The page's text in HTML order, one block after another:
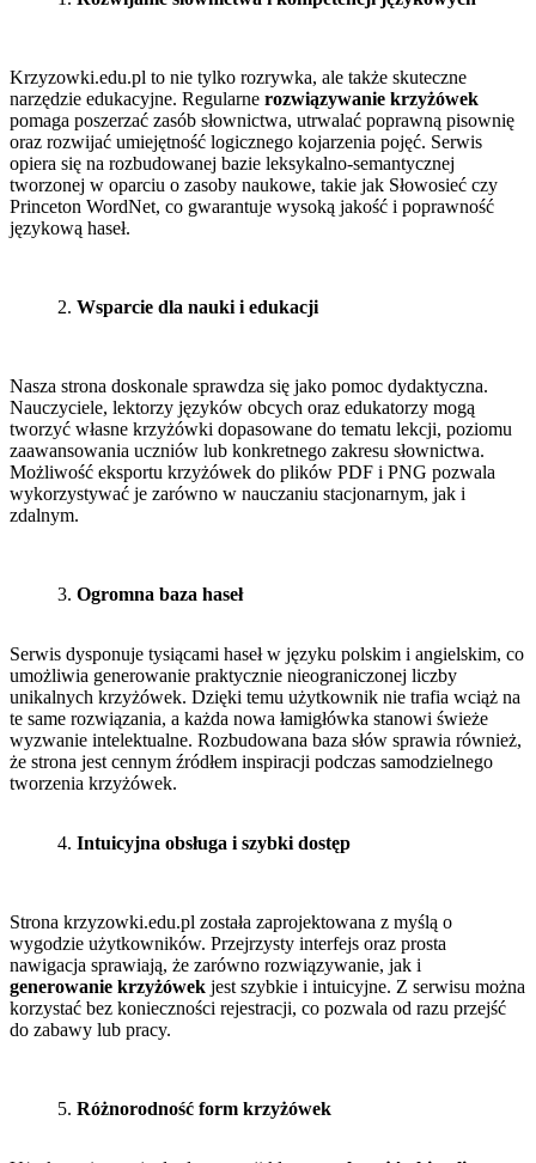
Krzyzowki.edu.pl to nie tylko rozrywka, ale także skuteczne
narzędzie edukacyjne. Regularne rozwiązywanie krzyżówek
pomaga poszerzać zasób słownictwa, utrwalać poprawną pisownię
oraz rozwijać umiejętność logicznego kojarzenia pojęć. Serwis
opiera się na rozbudowanej bazie leksykalno-semantycznej
tworzonej w oparciu o zasoby naukowe, takie jak Słowosieć czy
Princeton WordNet, co gwarantuje wysoką jakość i poprawność
językową haseł.
Wsparcie dla nauki i edukacji
Nasza strona doskonale sprawdza się jako pomoc dydaktyczna.
Nauczyciele, lektorzy języków obcych oraz edukatorzy mogą
tworzyć własne krzyżówki dopasowane do tematu lekcji, poziomu
zaawansowania uczniów lub konkretnego zakresu słownictwa.
Możliwość eksportu krzyżówek do plików PDF i PNG pozwala
wykorzystywać je zarówno w nauczaniu stacjonarnym, jak i
zdalnym.
Ogromna baza haseł
Serwis dysponuje tysiącami haseł w języku polskim i angielskim, co
umożliwia generowanie praktycznie nieograniczonej liczby
unikalnych krzyżówek. Dzięki temu użytkownik nie trafia wciąż na
te same rozwiązania, a każda nowa łamigłówka stanowi świeże
wyzwanie intelektualne. Rozbudowana baza słów sprawia również,
że strona jest cennym źródłem inspiracji podczas samodzielnego
tworzenia krzyżówek.
Intuicyjna obsługa i szybki dostęp
Strona krzyzowki.edu.pl została zaprojektowana z myślą o
wygodzie użytkowników. Przejrzysty interfejs oraz prosta
nawigacja sprawiają, że zarówno rozwiązywanie, jak i
generowanie krzyżówek jest szybkie i intuicyjne. Z serwisu można
korzystać bez konieczności rejestracji, co pozwala od razu przejść
do zabawy lub pracy.
Różnorodność form krzyżówek